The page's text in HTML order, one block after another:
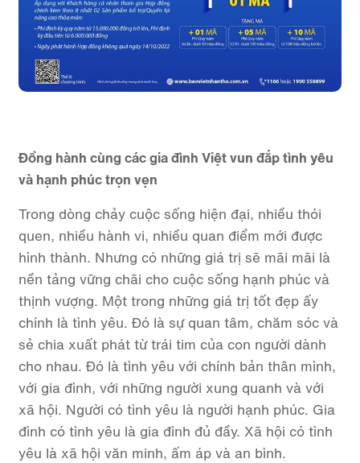
Đồng hành cùng các gia đình Việt vun đắp tình yêu
và hạnh phúc trọn vẹn
Trong dòng chảy cuộc sống hiện đại, nhiều thói
quen, nhiều hành vi, nhiều quan điểm mới được
hình thành. Nhưng có những giá trị sẽ mãi mãi là
nền tảng vững chãi cho cuộc sống hạnh phúc và
thịnh vượng. Một trong những giá trị tốt đẹp ấy
chính là tình yêu. Đó là sự quan tâm, chăm sóc và
sẻ chia xuất phát từ trái tim của con người dành
cho nhau. Đó là tình yêu với chính bản thân mình,
với gia đình, với những người xung quanh và với
xã hội. Người có tình yêu là người hạnh phúc. Gia
đình có tình yêu là gia đình đủ đầy. Xã hội có tình
yêu là xã hội văn minh, ấm áp và an bình.